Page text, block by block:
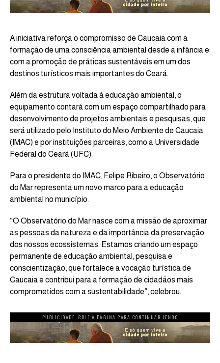
A iniciativa reforça o compromisso de Caucaia com a
formação de uma consciência ambiental desde a infância e
com a promoção de práticas sustentáveis em um dos
destinos turísticos mais importantes do Ceará.
Além da estrutura voltada à educação ambiental, o
equipamento contará com um espaço compartilhado para
desenvolvimento de projetos ambientais e pesquisas, que
será utilizado pelo Instituto do Meio Ambiente de Caucaia
(IMAC) e por instituições parceiras, como a Universidade
Federal do Ceará (UFC).
Para o presidente do IMAC, Felipe Ribeiro, o Observatório
do Mar representa um novo marco para a educação
ambiental no município.
“O Observatório do Mar nasce com a missão de aproximar
as pessoas da natureza e da importância da preservação
dos nossos ecossistemas. Estamos criando um espaço
permanente de educação ambiental, pesquisa e
conscientização, que fortalece a vocação turística de
Caucaia e contribui para a formação de cidadãos mais
comprometidos com a sustentabilidade”, celebrou.
PUBLICIDADE. ROLE A PÁGINA PARA CONTINUAR LENDO